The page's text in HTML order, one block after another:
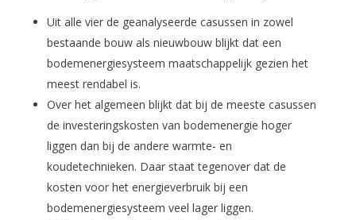
Uit alle vier de geanalyseerde casussen in zowel
bestaande bouw als nieuwbouw blijkt dat een
bodemenergiesysteem maatschappelijk gezien het
meest rendabel is.
Over het algemeen blijkt dat bij de meeste casussen
de investeringskosten van bodemenergie hoger
liggen dan bij de andere warmte- en
koudetechnieken. Daar staat tegenover dat de
kosten voor het energieverbruik bij een
bodemenergiesysteem veel lager liggen.